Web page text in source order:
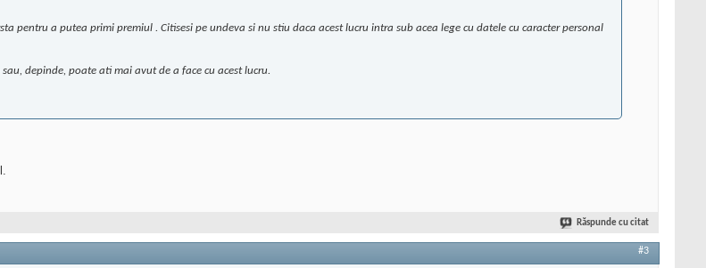
pentru a putea primi premiul . Citisesi pe undeva si nu stiu daca acest lucru intra sub acea lege cu datele cu caracter personal
depinde, poate ati mai avut de a face cu acest lucru.
Răspunde cu citat
#3